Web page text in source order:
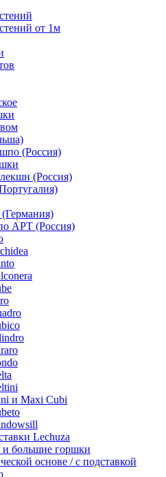
от 1м
(Россия)
(Россия)
АРТ (Россия)
и Maxi Cubi
Lechuza
большие горшки
основе / с подставкой